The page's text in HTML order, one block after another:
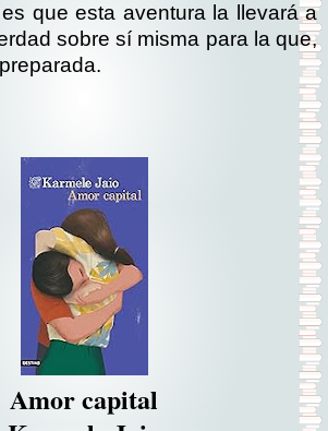
que esta aventura la llevará a
sobre sí misma para la que,
Amor capital